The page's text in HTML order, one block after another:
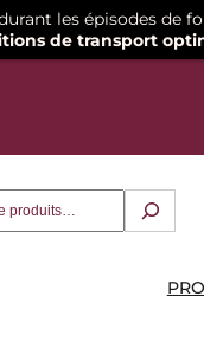
les épisodes de
de transport